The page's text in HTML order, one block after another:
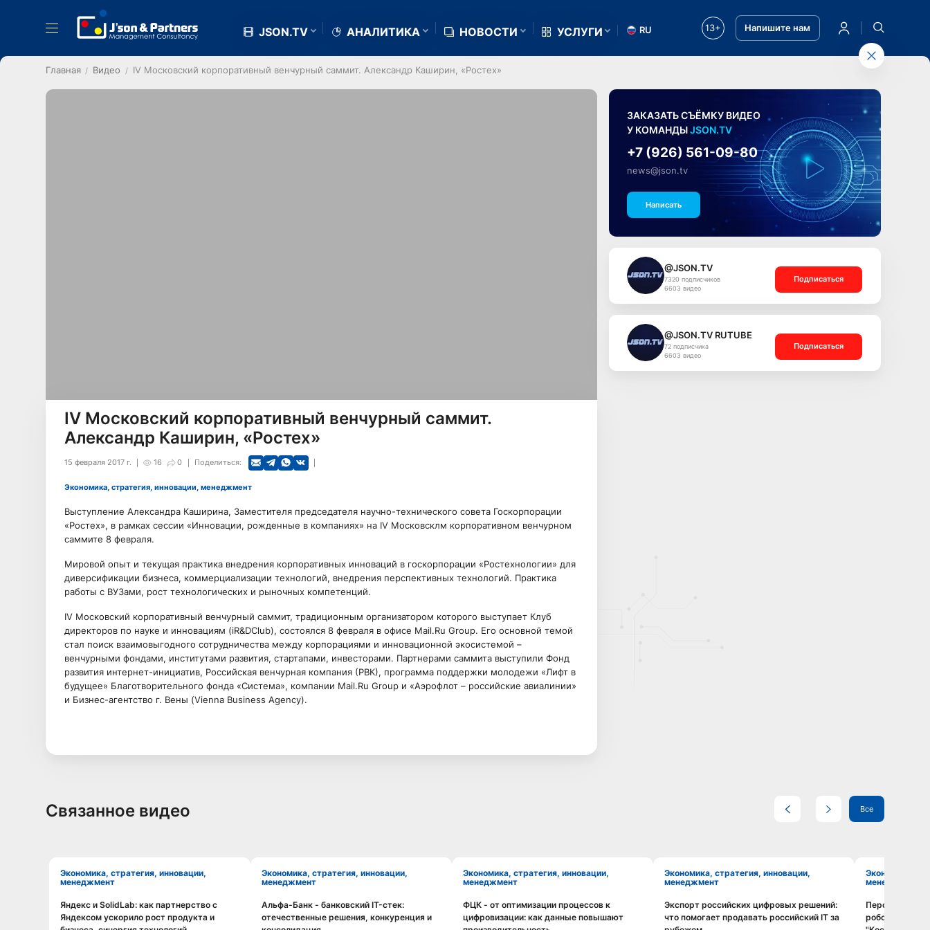
JSON.TV АНАЛИТИКА НОВОСТИ УСЛУГИ RU 13+ Напишите нам
Главная Видео IV Московский корпоративный венчурный саммит. Александр Каширин, «Ростех»
IV Московский корпоративный венчурный саммит.
Александр Каширин, «Ростех»
16 0
15 февраля 2017 г. Поделиться:
Экономика, стратегия, инновации, менеджмент
Выступление Александра Каширина, Заместителя председателя научно-технического совета Госкорпорации
«Ростех», в рамках сессии «Инновации, рожденные в компаниях» на IV Московсклм корпоративном венчурном
саммите 8 февраля.
Мировой опыт и текущая практика внедрения корпоративных инноваций в госкорпорации «Ростехнологии» для
диверсификации бизнеса, коммерциализации технологий, внедрения перспективных технологий. Практика
работы с ВУЗами, рост технологических и рыночных компетенций.
IV Московский корпоративный венчурный саммит, традиционным организатором которого выступает Клуб
директоров по науке и инновациям (iR&DClub), состоялся 8 февраля в офисе Mail.Ru Group. Его основной темой
стал поиск взаимовыгодного сотрудничества между корпорациями и инновационной экосистемой –
венчурными фондами, институтами развития, стартапами, инвесторами. Партнерами саммита выступили Фонд
развития интернет-инициатив, Российская венчурная компания (РВК), программа поддержки молодежи «Лифт в
будущее» Благотворительного фонда «Система», компании Mail.Ru Group и «Аэрофлот – российские авиалинии»
и Бизнес-агентство г. Вены (Vienna Business Agency).
ЗАКАЗАТЬ СЪЁМКУ ВИДЕО
У КОМАНДЫJSON.TV
+7 (926) 561-09-80
news@json.tv
Написать
@JSON.TV
7320 подписчиков
6603 видео
Подписаться
@JSON.TV RUTUBE
72 подписчика
6603 видео
Подписаться
Связанное видео Все
Экономика, стратегия, инновации,
менеджмент
Смотреть видео
Яндекс и SolidLab: как партнерство с
Яндексом ускорило рост продукта и
Экономика, стратегия, инновации,
менеджмент
Смотреть видео
Альфа-Банк - банковский IT-стек:
отечественные решения, конкуренция и
Экономика, стратегия, инновации,
менеджмент
Смотреть видео
ФЦК - от оптимизации процессов к
цифровизации: как данные повышают
Экономика, стратегия, инновации,
менеджмент
Смотреть видео
Экспорт российских цифровых решений:
что помогает продавать российский IT за
Экономика, стратегия, инновации,
менеджмент
Перспективы